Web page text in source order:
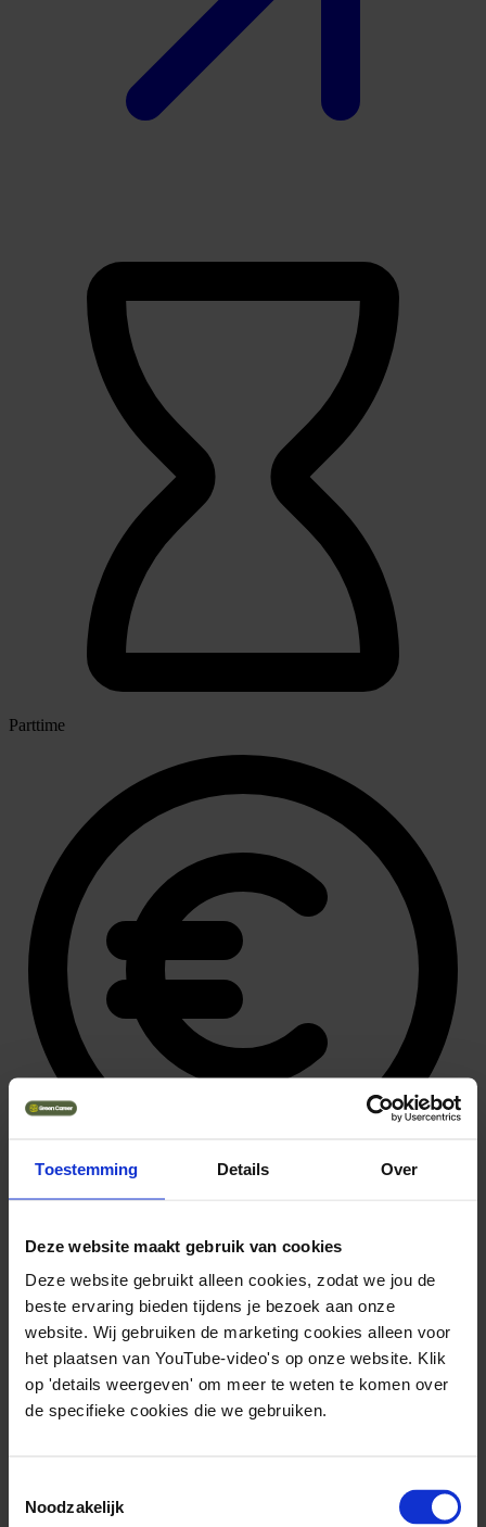
Toestemming Details Over
Deze website maakt gebruik van cookies
Deze website gebruikt alleen cookies, zodat we jou de
beste ervaring bieden tijdens je bezoek aan onze
website. Wij gebruiken de marketing cookies alleen voor
het plaatsen van YouTube-video's op onze website. Klik
op 'details weergeven' om meer te weten te komen over
de specifieke cookies die we gebruiken.
Noodzakelijk
Parttime
Solliciteer direct